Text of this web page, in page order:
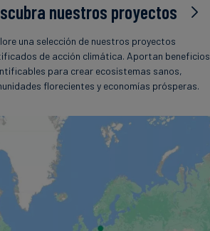
nuestros proyectos
una selección de nuestros proyectos
de acción climática. Aportan beneficios
para crear ecosistemas sanos,
florecientes y economías prósperas.